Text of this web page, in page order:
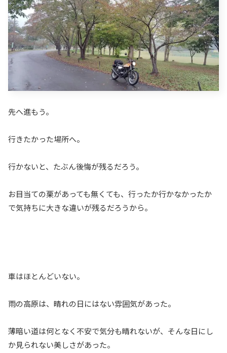
先へ進もう。
行きたかった場所へ。
行かないと、たぶん後悔が残るだろう。
お目当ての栗があっても無くても、行ったか行かなかったか
で気持ちに大きな違いが残るだろうから。
車はほとんどいない。
雨の高原は、晴れの日にはない雰囲気があった。
薄暗い道は何となく不安で気分も晴れないが、そんな日にし
か見られない美しさがあった。